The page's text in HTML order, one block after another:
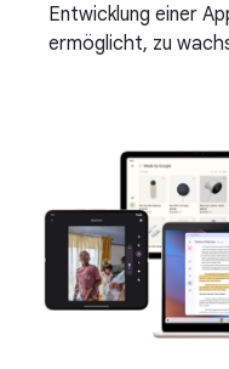
Entwicklung einer
ermöglicht, zu